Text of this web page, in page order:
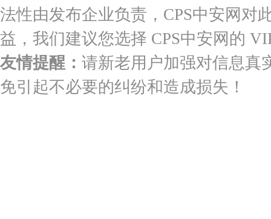
法性由发布企业负责，CPS中安网对
益，我们建议您选择 CPS中安网的
友情提醒： 请新老用户加强对信息真
免引起不必要的纠纷和造成损失！